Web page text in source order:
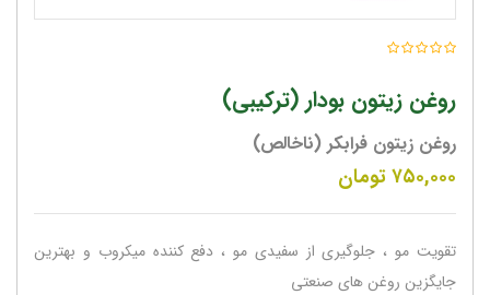
روغن زیتون بودار (ترکیبی)
روغن زیتون فرابکر (ناخالص)
۷۵۰,۰۰۰تومان
تقویت مو ، جلوگیری از سفیدی مو ، دفع کننده میکروب و بهترین
جایگزین روغن های صنعتی